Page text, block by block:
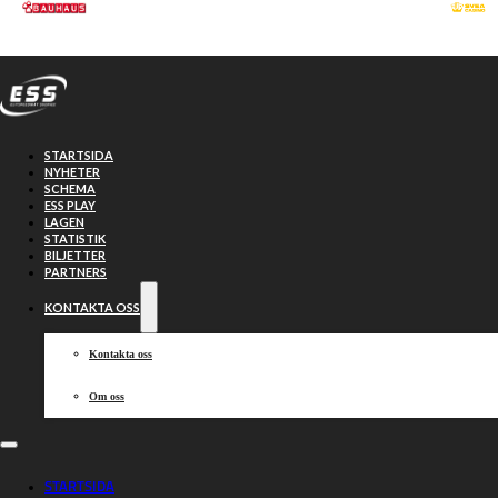
Hoppa till huvudinnehåll
STARTSIDA
NYHETER
SCHEMA
ESS PLAY
LAGEN
STATISTIK
BILJETTER
PARTNERS
KONTAKTA OSS
Kontakta oss
Om oss
STARTSIDA
Rivalmöte